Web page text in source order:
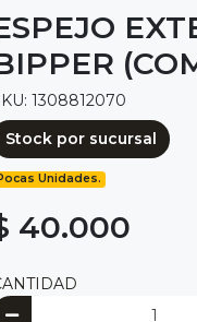
1308812070
Stock por sucursal
Unidades.
40.000